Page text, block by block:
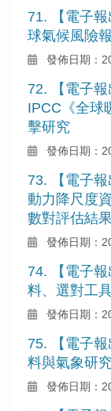
71. 【電子
球氣候風險
發佈日期：
72. 【電子
IPCC《全球
擊研究
發佈日期：
73. 【電子
動力降尺度
數對評估結
發佈日期：
74. 【電子
料、選對工
發佈日期：
75. 【電子
料與氣象研
發佈日期：